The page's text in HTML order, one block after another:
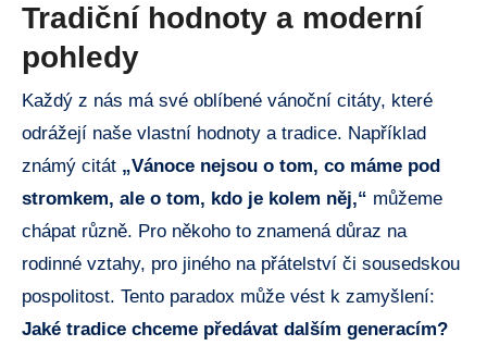
Tradiční hodnoty a moderní
pohledy
Každý z nás má své oblíbené vánoční citáty, které
odrážejí naše vlastní hodnoty a tradice. Například
známý citát „Vánoce nejsou o tom, co máme pod
stromkem, ale o tom, kdo je kolem něj,“ můžeme
chápat různě. Pro někoho to znamená důraz na
rodinné vztahy, pro jiného na přátelství či sousedskou
pospolitost. Tento paradox může vést k zamyšlení:
Jaké tradice chceme předávat dalším generacím?